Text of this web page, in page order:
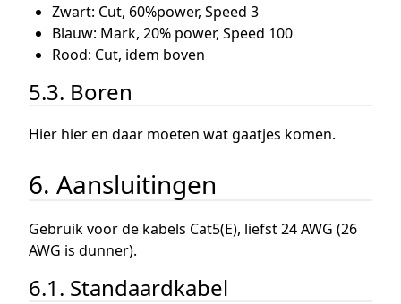
Zwart: Cut, 60%power, Speed 3
Blauw: Mark, 20% power, Speed 100
Rood: Cut, idem boven
5.3. Boren
Hier hier en daar moeten wat gaatjes komen.
6. Aansluitingen
Gebruik voor de kabels Cat5(E), liefst 24 AWG (26
AWG is dunner).
6.1. Standaardkabel